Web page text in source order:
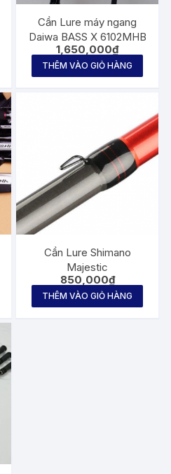
Cần Lure máy ngang
Daiwa BASS X 6102MHB
1,650,000₫
THÊM VÀO GIỎ HÀNG
Cần Lure Shimano
Majestic
850,000₫
THÊM VÀO GIỎ HÀNG